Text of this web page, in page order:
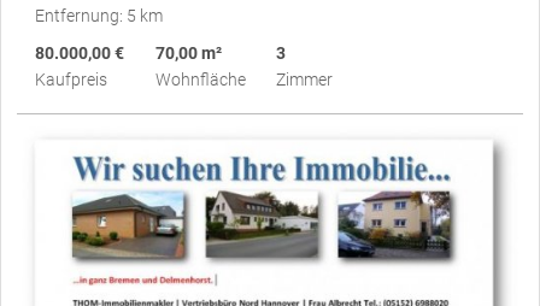
Entfernung: 5 km
80.000,00 €
Kaufpreis
70,00 m²
Wohnfläche
3
Zimmer